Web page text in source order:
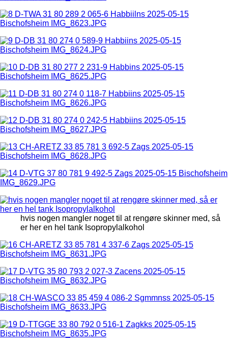
hvis nogen mangler noget til at rengøre skinner med, så
er her en hel tank Isopropylalkohol